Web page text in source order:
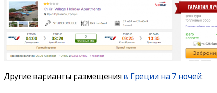
Другие варианты размещения в Греции на 7 ночей: